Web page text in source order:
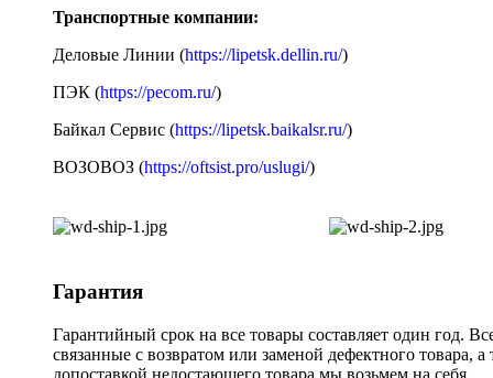
Транспортные компании:
Деловые Линии (https://lipetsk.dellin.ru/)
ПЭК (https://pecom.ru/)
Байкал Сервис (https://lipetsk.baikalsr.ru/)
ВОЗОВОЗ (https://oftsist.pro/uslugi/)
Гарантия
Гарантийный срок на все товары составляет один год.
связанные с возвратом или заменой дефектного товара, а
допоставкой недостающего товара мы возьмем на себя.